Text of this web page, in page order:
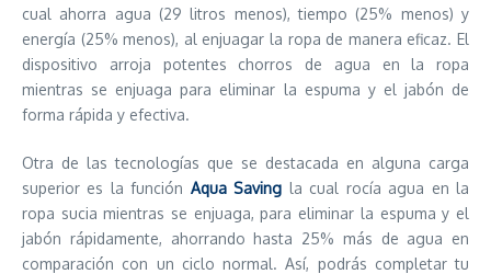
cual ahorra agua (29 litros menos), tiempo (25% menos) y
energía (25% menos), al enjuagar la ropa de manera eficaz. El
dispositivo arroja potentes chorros de agua en la ropa
mientras se enjuaga para eliminar la espuma y el jabón de
forma rápida y efectiva.
Otra de las tecnologías que se destacada en alguna carga
superior es la función Aqua Saving la cual rocía agua en la
ropa sucia mientras se enjuaga, para eliminar la espuma y el
jabón rápidamente, ahorrando hasta 25% más de agua en
comparación con un ciclo normal. Así, podrás completar tu